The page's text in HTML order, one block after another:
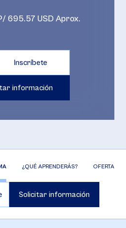
695.57 USD Aprox.
Inscríbete
información
¿QUÉ APRENDERÁS? OFERTA DE
Solicitar información